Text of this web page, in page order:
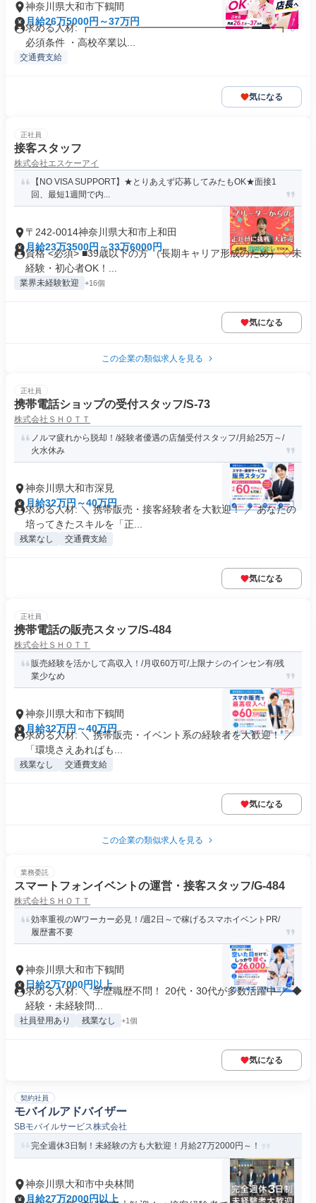
神奈川県大和市下鶴間
月給26万5000円～37万円
求める人材: ┏━━━━━━━━━━━━━━━━━━━┓ ✅️
必須条件 ・高校卒業以...
交通費支給
気になる
正社員
接客スタッフ
株式会社エスケーアイ
【NO VISA SUPPORT】★とりあえず応募してみたもOK★面接1
回、最短1週間で内...
〒242-0014神奈川県大和市上和田
月給23万3500円～33万6000円
資格 <必須> ■39歳以下の方 （長期キャリア形成のため） ◇未
経験・初心者OK！...
業界未経験歓迎 +16個
気になる
この企業の類似求人を見る
正社員
携帯電話ショップの受付スタッフ/S-73
株式会社ＳＨＯＴＴ
ノルマ疲れから脱却！/経験者優遇の店舗受付スタッフ/月給25万～/
火水休み
神奈川県大和市深見
月給32万円～40万円
求める人材: ＼ 携帯販売・接客経験者を大歓迎！ ／ あなたの
培ってきたスキルを「正...
残業なし 交通費支給
気になる
正社員
携帯電話の販売スタッフ/S-484
株式会社ＳＨＯＴＴ
販売経験を活かして高収入！/月収60万可/上限ナシのインセン有/残
業少なめ
神奈川県大和市下鶴間
月給32万円～40万円
求める人材: ＼ 携帯販売・イベント系の経験者を大歓迎！ ／
「環境さえあればも...
残業なし 交通費支給
気になる
この企業の類似求人を見る
業務委託
スマートフォンイベントの運営・接客スタッフ/G-484
株式会社ＳＨＯＴＴ
効率重視のWワーカー必見！/週2日～で稼げるスマホイベントPR/
履歴書不要
神奈川県大和市下鶴間
日給2万7000円以上
求める人材: ＼ 学歴職歴不問！ 20代・30代が多数活躍中 ／ ◆
経験・未経験問...
社員登用あり 残業なし +1個
気になる
契約社員
モバイルアドバイザー
SBモバイルサービス株式会社
完全週休3日制！未経験の方も大歓迎！月給27万2000円～！
神奈川県大和市中央林間
月給27万2000円以上